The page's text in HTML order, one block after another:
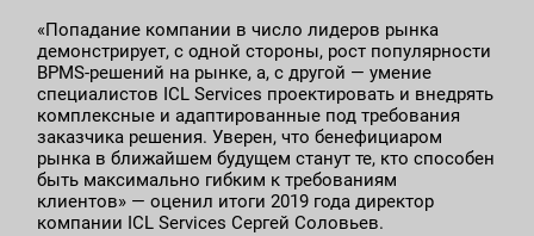
«Попадание компании в число лидеров рынка
демонстрирует, с одной стороны, рост популярности
BPMS-решений на рынке, а, с другой — умение
специалистов ICL Services проектировать и внедрять
комплексные и адаптированные под требования
заказчика решения. Уверен, что бенефициаром
рынка в ближайшем будущем станут те, кто способен
быть максимально гибким к требованиям
клиентов» — оценил итоги 2019 года директор
компании ICL Services Сергей Соловьев.